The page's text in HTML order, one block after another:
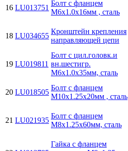
16 LU013751
Болт с фланцем
M6х1.0х16мм , сталь
18 LU034655
Кронштейн крепления
направляющей цепи
19 LU019811
Болт с цил.головк.и
вн.шестигр.
M6х1.0х35мм, сталь
20 LU018505
Болт с фланцем
M10х1.25х20мм , сталь
21 LU021935
Болт с фланцем
M8х1.25х60мм, сталь
Гайка с фланцем